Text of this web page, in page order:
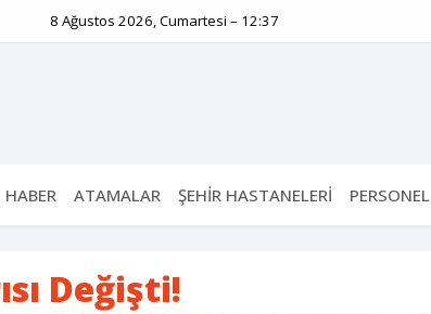
8 Ağustos 2026, Cumartesi – 12:37
HABER ATAMALAR ŞEHİR HASTANELERİ PERSONEL
Değişti!